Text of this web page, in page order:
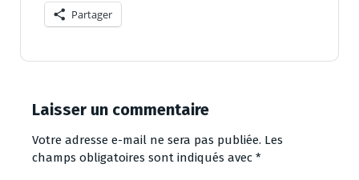
Partager
Laisser un commentaire
Votre adresse e-mail ne sera pas publiée. Les
champs obligatoires sont indiqués avec *